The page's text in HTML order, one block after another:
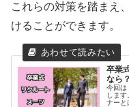
これらの対策を踏まえ
けることができます。
卒業
なら？
今回は
しま
ナーと